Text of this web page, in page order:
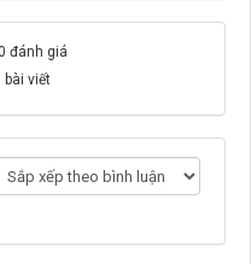
đánh giá
bài viết